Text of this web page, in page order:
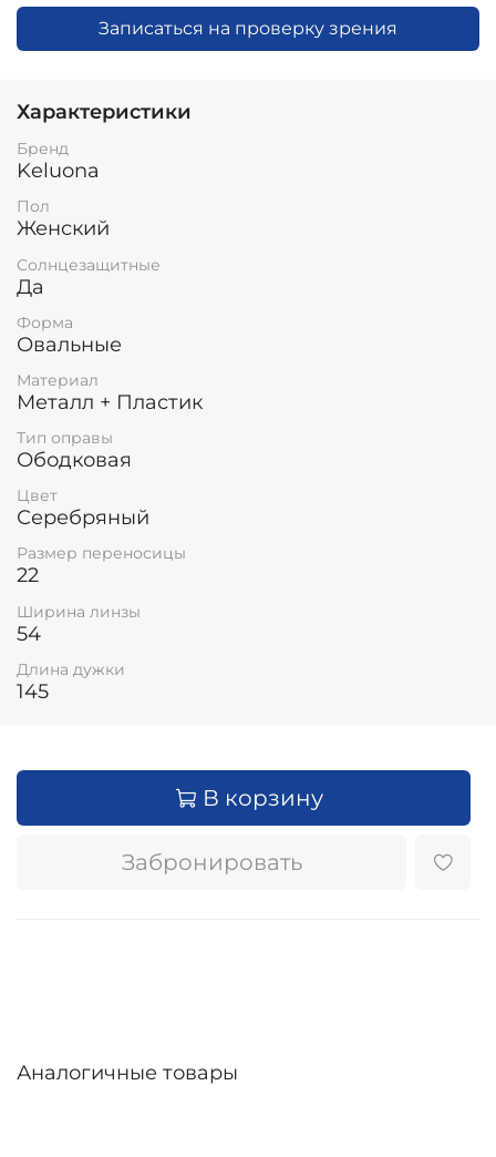
Записаться на проверку зрения
Характеристики
Бренд
Keluona
Пол
Женский
Солнцезащитные
Да
Форма
Овальные
Материал
Металл + Пластик
Тип оправы
Ободковая
Цвет
Серебряный
Размер переносицы
22
Ширина линзы
54
Длина дужки
145
В корзину
Забронировать
Аналогичные товары